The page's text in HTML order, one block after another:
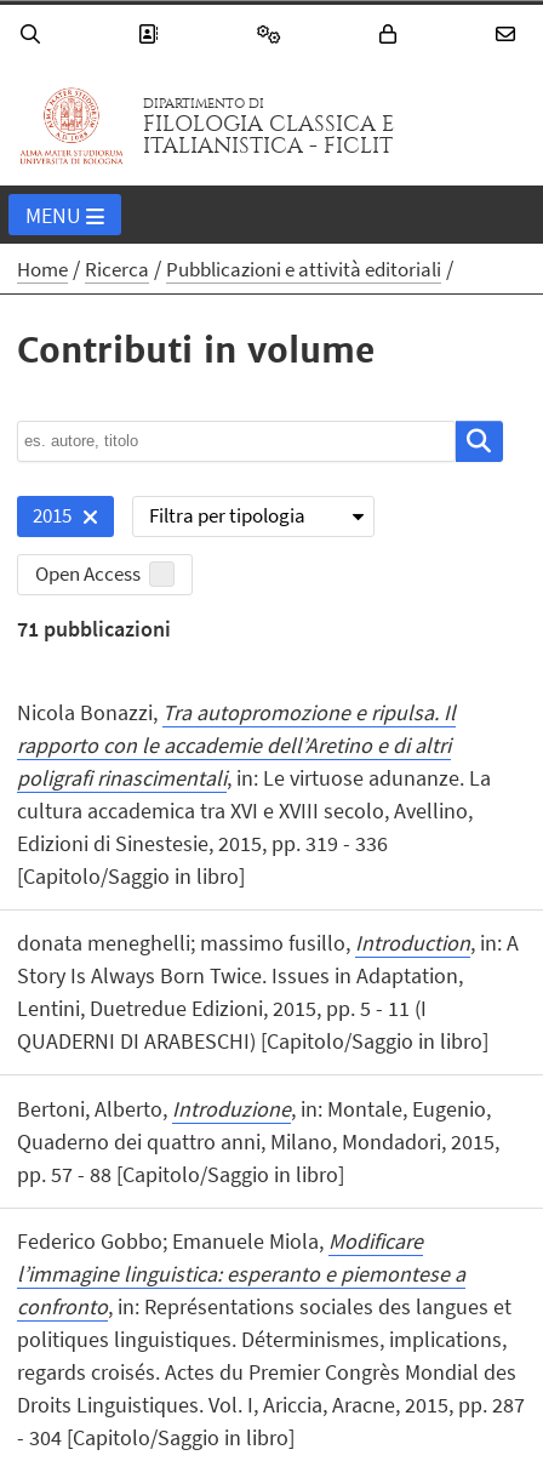
DIPARTIMENTO DI
FILOLOGIA CLASSICA E
ITALIANISTICA - FICLIT
MENU
Home Ricerca Pubblicazioni e attività editoriali
Contributi in volume
2015 Filtra per tipologia
Open Access
71 pubblicazioni
Nicola Bonazzi, Tra autopromozione e ripulsa. Il
rapporto con le accademie dell’Aretino e di altri
poligrafi rinascimentali, in: Le virtuose adunanze. La
cultura accademica tra XVI e XVIII secolo, Avellino,
Edizioni di Sinestesie, 2015, pp. 319 - 336
[Capitolo/Saggio in libro]
donata meneghelli; massimo fusillo, Introduction, in: A
Story Is Always Born Twice. Issues in Adaptation,
Lentini, Duetredue Edizioni, 2015, pp. 5 - 11 (I
QUADERNI DI ARABESCHI) [Capitolo/Saggio in libro]
Bertoni, Alberto, Introduzione, in: Montale, Eugenio,
Quaderno dei quattro anni, Milano, Mondadori, 2015,
pp. 57 - 88 [Capitolo/Saggio in libro]
Federico Gobbo; Emanuele Miola, Modificare
l’immagine linguistica: esperanto e piemontese a
confronto, in: Représentations sociales des langues et
politiques linguistiques. Déterminismes, implications,
regards croisés. Actes du Premier Congrès Mondial des
Droits Linguistiques. Vol. I, Ariccia, Aracne, 2015, pp. 287
- 304 [Capitolo/Saggio in libro]